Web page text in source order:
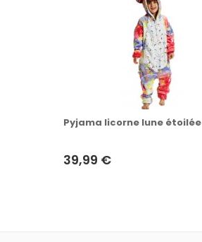
Pyjama licorne lune étoilée
39,99 €